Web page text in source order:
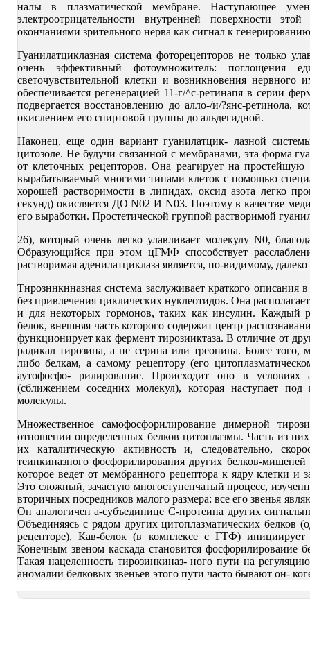
налы в плазматической мембране. Наступающее
электроотрицательности внутренней поверхности
окончаниями зрительного нерва как сигнал к
Гуанилатциклазная система фоторецепторов не только
очень эффективный фотоумножитель: поглощения
светочувствительной клетки и возникновения нервного
обеспечивается регенерацией 11-г/^с-ретинапя в серии
подвергается восстановлению до алло-/и/?янс-ретинола,
окислением его спиртовой группы до альдегидной.
Наконец, еще один вариант гуанилатцик- лазной
цитозоле. Не будучи связанной с мембранами, эта форма
от клеточных рецепторов. Она реагирует на
вырабатываемый многими типами клеток с помощью
хорошей растворимости в липидах, оксид азота легко
секунд) окисляется ДО N02 И N03. Поэтому в качестве
его выработки. Простетической группой растворимой
26), который очень легко улавливает молекулу N0,
Образующийся при этом цГМФ способствует
растворимая аденилатциклаза является, по-видимому,
Тнрозннкнназная снстема заслуживает краткого
без привлечения циклических нуклеотидов. Она
и для некоторых гормонов, таких как инсулин. Каждый
белок, внешняя часть которого содержит центр
функционирует как фермент тирозииктаза. В отличие от
радикал тирозина, а не серина или треонина. Более
либо белкам, а самому рецептору (его
аутофосфо- рилирование. Происходит оно в условиях
(сближением соседних молекул), которая наступает
молекулы.
Множественное самофосфорилирование димерной
отношении определенных белков цитоплазмы. Часть из
их каталитическую активность и, следовательно,
теинкиназного фосфорилирования других белков-
которое ведет от мембранного рецептора к ядру клетки и
Это сложный, зачастую многоступенчатый процесс,
вторичных посредников малого размера: все его звенья
Он аналогичен а-субъединице С-протеина других
Объединяясь с рядом других цитоплазматических белков
рецепторе), Кав-белок (в комплексе с ГТФ) инициирует
Конечным звеном каскада становится
Такая нацеленность тирозинкиназ- ного пути на
аномалии белковых звеньев этого пути часто бывают он-